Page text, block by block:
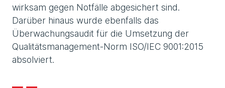
wirksam gegen Notfälle abgesichert sind.
Darüber hinaus wurde ebenfalls das
Überwachungsaudit für die Umsetzung der
Qualitätsmanagement-Norm ISO/IEC 9001:2015
absolviert.